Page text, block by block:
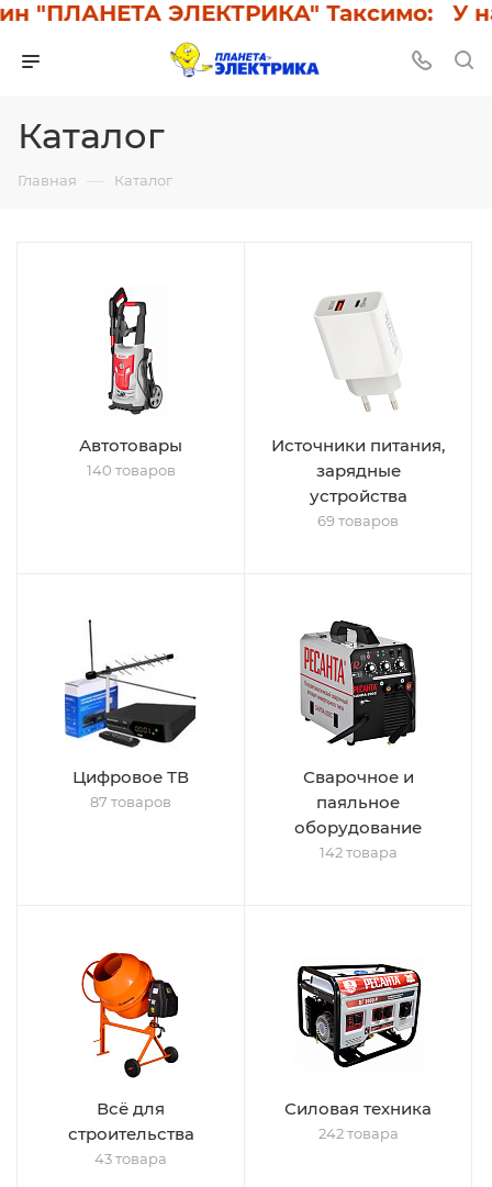
"ПЛАНЕТА ЭЛЕКТРИКА" Таксимо: У
Каталог
Главная — Каталог
Автотовары
140 товаров
Источники питания,
зарядные
устройства
69 товаров
Цифровое ТВ
87 товаров
Сварочное и
паяльное
оборудование
142 товара
Всё для
строительства
43 товара
Силовая техника
242 товара